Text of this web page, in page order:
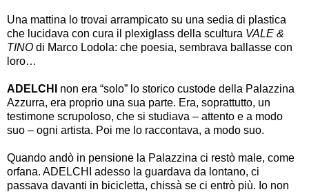
Una mattina lo trovai arrampicato su una sedia di plastica
che lucidava con cura il plexiglass della scultura VALE &
TINO di Marco Lodola: che poesia, sembrava ballasse con
loro…
ADELCHI non era “solo” lo storico custode della Palazzina
Azzurra, era proprio una sua parte. Era, soprattutto, un
testimone scrupoloso, che si studiava – attento e a modo
suo – ogni artista. Poi me lo raccontava, a modo suo.
Quando andò in pensione la Palazzina ci restò male, come
orfana. ADELCHI adesso la guardava da lontano, ci
passava davanti in bicicletta, chissà se ci entrò più. Io non